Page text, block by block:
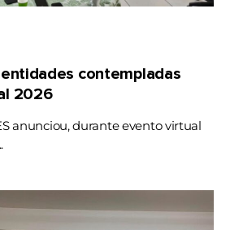
contempladas
2026
anunciou, durante evento virtual